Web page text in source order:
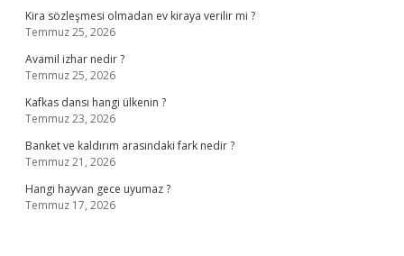
Kira sözleşmesi olmadan ev kiraya verilir mi ?
Temmuz 25, 2026
Avamil izhar nedir ?
Temmuz 25, 2026
Kafkas dansı hangi ülkenin ?
Temmuz 23, 2026
Banket ve kaldırım arasındaki fark nedir ?
Temmuz 21, 2026
Hangi hayvan gece uyumaz ?
Temmuz 17, 2026